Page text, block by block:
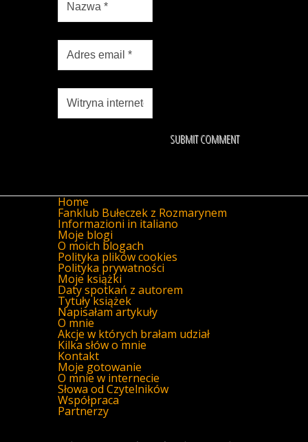
Home
Fanklub Bułeczek z Rozmarynem
Informazioni in italiano
Moje blogi
O moich blogach
Polityka plików cookies
Polityka prywatności
Moje książki
Daty spotkań z autorem
Tytuły książek
Napisałam artykuły
O mnie
Akcje w których brałam udział
Kilka słów o mnie
Kontakt
Moje gotowanie
O mnie w internecie
Słowa od Czytelników
Współpraca
Partnerzy